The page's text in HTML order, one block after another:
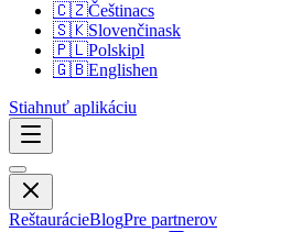
🇨🇿Češtinacs
🇸🇰Slovenčinask
🇵🇱Polskipl
🇬🇧Englishen
Stiahnuť aplikáciu
ReštaurácieBlogPre partnerov